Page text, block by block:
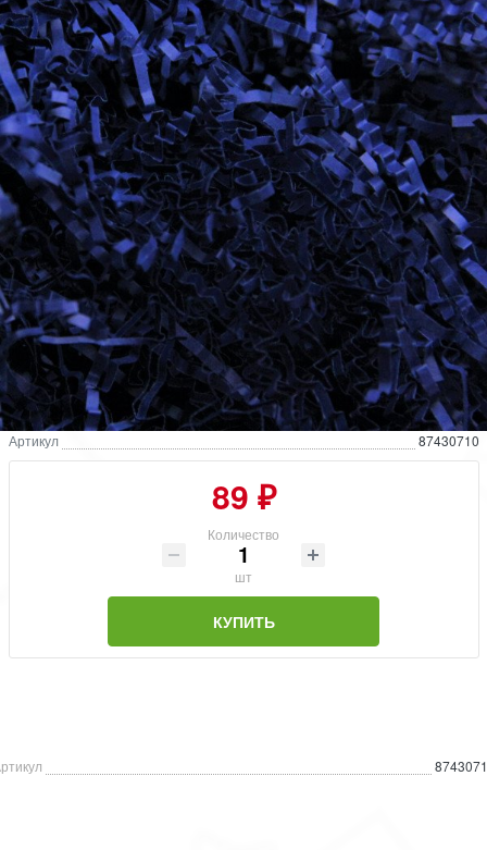
Артикул 87430710
89 ₽
Количество
шт
КУПИТЬ